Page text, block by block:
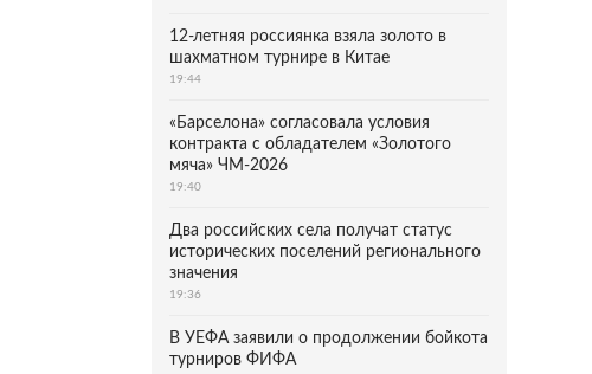
12-летняя россиянка взяла золото в
шахматном турнире в Китае
19:44
«Барселона» согласовала условия
контракта с обладателем «Золотого
мяча» ЧМ-2026
19:40
Два российских села получат статус
исторических поселений регионального
значения
19:36
В УЕФА заявили о продолжении бойкота
турниров ФИФА